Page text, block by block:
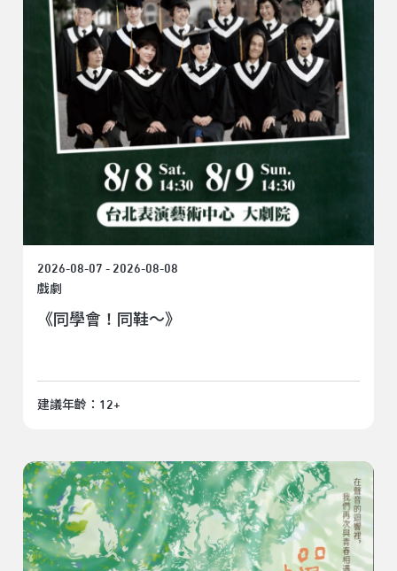
2026-08-07 - 2026-08-08
戲劇
《同學會！同鞋～》
建議年齡：12+